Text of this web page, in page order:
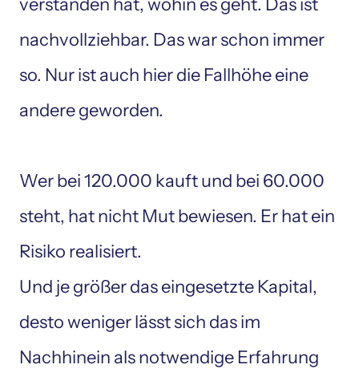
verstanden hat, wohin es geht. Das ist
nachvollziehbar. Das war schon immer
so. Nur ist auch hier die Fallhöhe eine
andere geworden.
Wer bei 120.000 kauft und bei 60.000
steht, hat nicht Mut bewiesen. Er hat ein
Risiko realisiert.
Und je größer das eingesetzte Kapital,
desto weniger lässt sich das im
Nachhinein als notwendige Erfahrung